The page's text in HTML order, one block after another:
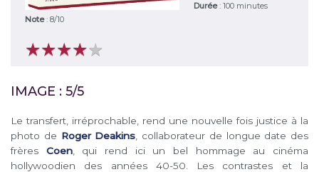
Durée: 100 minutes
Note: 8/10
★★★★★
★★★★★
IMAGE : 5/5
Le transfert, irréprochable, rend une nouvelle fois justice à la
photo de Roger Deakins , collaborateur de longue date des
frères Coen, qui rend ici un bel hommage au cinéma
hollywoodien des années 40-50. Les contrastes et la